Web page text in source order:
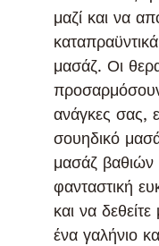
μαζί και να
μασάζ. Οι
ανάγκες σας,
σουηδικό
μασάζ βαθιών
φανταστική
και να
ένα γαλήνιο